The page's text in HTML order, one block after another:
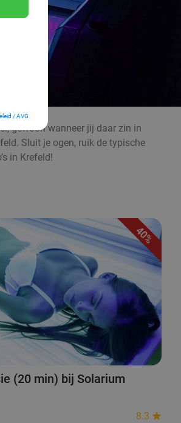
/ AVG
gewoon wanneer jij daar zin in
Sluit je ogen, ruik de typische
in Krefeld!
40%
(20 min) bij Solarium
8.3